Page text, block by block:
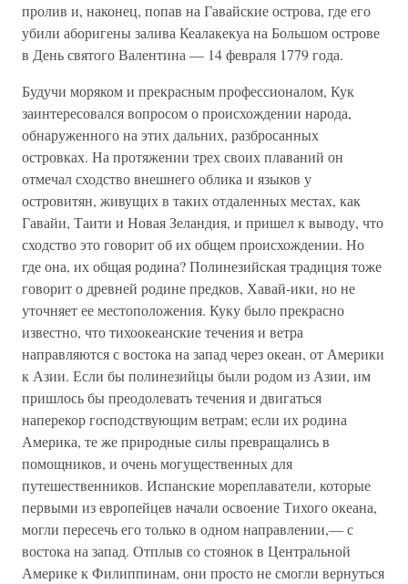
пролив и, наконец, попав на Гавайские острова, где его
убили аборигены залива Кеалакекуа на Большом острове
в День святого Валентина — 14 февраля 1779 года.
Будучи моряком и прекрасным профессионалом, Кук
заинтересовался вопросом о происхождении народа,
обнаруженного на этих дальних, разбросанных
островках. На протяжении трех своих плаваний он
отмечал сходство внешнего облика и языков у
островитян, живущих в таких отдаленных местах, как
Гавайи, Таити и Новая Зеландия, и пришел к выводу, что
сходство это говорит об их общем происхождении. Но
где она, их общая родина? Полинезийская традиция тоже
говорит о древней родине предков, Хавай-ики, но не
уточняет ее местоположения. Куку было прекрасно
известно, что тихоокеанские течения и ветра
направляются с востока на запад через океан, от Америки
к Азии. Если бы полинезийцы были родом из Азии, им
пришлось бы преодолевать течения и двигаться
наперекор господствующим ветрам; если их родина
Америка, те же природные силы превращались в
помощников, и очень могущественных для
путешественников. Испанские мореплаватели, которые
первыми из европейцев начали освоение Тихого океана,
могли пересечь его только в одном направлении,— с
востока на запад. Отплыв со стоянок в Центральной
Америке к Филиппинам, они просто не смогли вернуться